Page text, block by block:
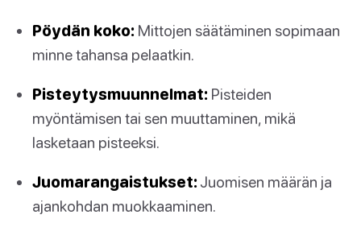
Pöydän koko: Mittojen säätäminen sopimaan
minne tahansa pelaatkin.
Pisteytysmuunnelmat: Pisteiden
myöntämisen tai sen muuttaminen, mikä
lasketaan pisteeksi.
Juomarangaistukset: Juomisen määrän ja
ajankohdan muokkaaminen.